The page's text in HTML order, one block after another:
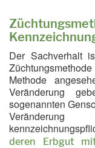
Der Sachverhalt
Methode
Veränderung
sogenannten
deren Erbgut